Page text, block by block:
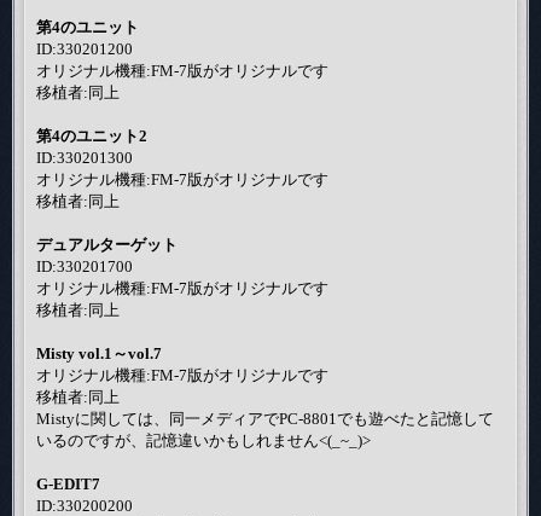
第4のユニット
ID:330201200
オリジナル機種:FM-7版がオリジナルです
移植者:同上
第4のユニット2
ID:330201300
オリジナル機種:FM-7版がオリジナルです
移植者:同上
デュアルターゲット
ID:330201700
オリジナル機種:FM-7版がオリジナルです
移植者:同上
Misty vol.1～vol.7
オリジナル機種:FM-7版がオリジナルです
移植者:同上
Mistyに関しては、同一メディアでPC-8801でも遊べたと記憶して
いるのですが、記憶違いかもしれません<(_~_)>
G-EDIT7
ID:330200200